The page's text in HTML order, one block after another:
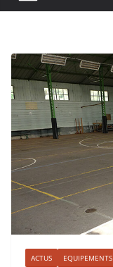
ACTUS EQUIPEMENTS